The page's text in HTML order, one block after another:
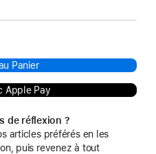
Panier
Apple Pay
de réflexion ?
articles préférés en les
puis revenez à tout